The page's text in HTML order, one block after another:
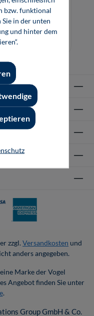
zzgl. Versandkosten und
anders angegeben.
Marke der Vogel
Angebot finden Sie unter
.
Group GmbH & Co.
bzw. funktional
in der unten
und hinter dem